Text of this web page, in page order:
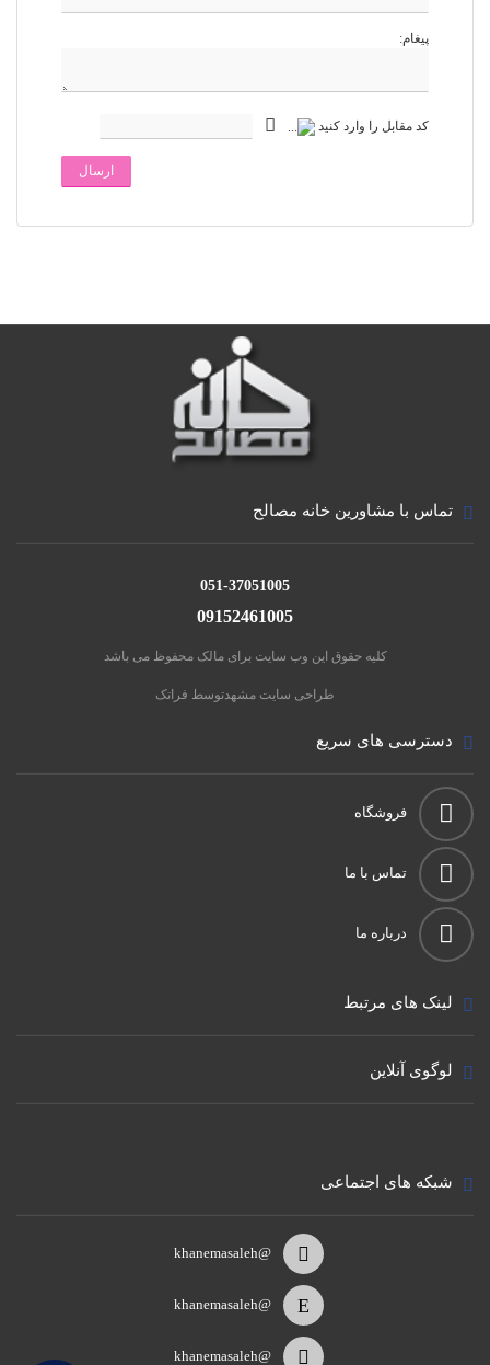
پیغام:
کد مقابل را وارد کنید
ارسال
تماس با مشاورین خانه مصالح
051-37051005
09152461005
کلیه حقوق این وب سایت برای مالک محفوظ می باشد
طراحی سایت مشهدتوسط فراتک
دسترسی های سریع
فروشگاه
تماس با ما
درباره ما
لینک های مرتبط
لوگوی آنلاین
شبکه های اجتماعی
@khanemasaleh
@khanemasaleh
@khanemasaleh